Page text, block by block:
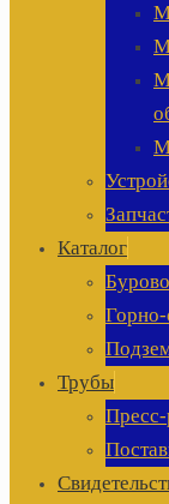
Каталог
Горно-
Трубы
Пресс-